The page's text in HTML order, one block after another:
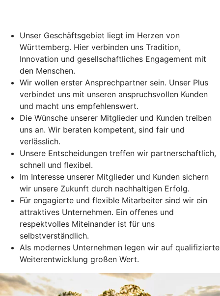
Unser Geschäftsgebiet liegt im Herzen von
Württemberg. Hier verbinden uns Tradition,
Innovation und gesellschaftliches Engagement mit
den Menschen.
Wir wollen erster Ansprechpartner sein. Unser Plus
verbindet uns mit unseren anspruchsvollen Kunden
und macht uns empfehlenswert.
Die Wünsche unserer Mitglieder und Kunden treiben
uns an. Wir beraten kompetent, sind fair und
verlässlich.
Unsere Entscheidungen treffen wir partnerschaftlich,
schnell und flexibel.
Im Interesse unserer Mitglieder und Kunden sichern
wir unsere Zukunft durch nachhaltigen Erfolg.
Für engagierte und flexible Mitarbeiter sind wir ein
attraktives Unternehmen. Ein offenes und
respektvolles Miteinander ist für uns
selbstverständlich.
Als modernes Unternehmen legen wir auf qualifizierte
Weiterentwicklung großen Wert.